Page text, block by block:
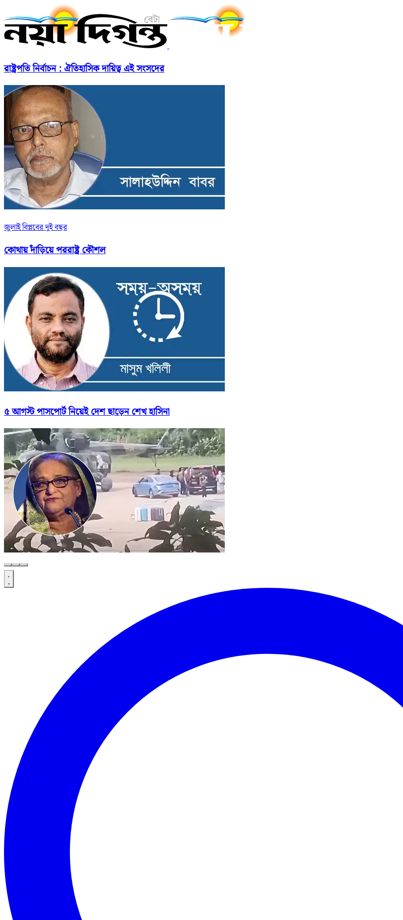
রাষ্ট্রপতি নির্বাচন : ঐতিহাসিক দায়িত্ব এই সংসদের
জুলাই বিপ্লবের দুই বছর
কোথায় দাঁড়িয়ে পররাষ্ট্র কৌশল
৫ আগস্ট পাসপোর্ট নিয়েই দেশ ছাড়েন শেখ হাসিনা